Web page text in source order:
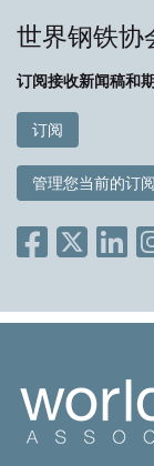
世界钢铁协
订阅接收新闻稿和
订阅
管理您当前的订阅